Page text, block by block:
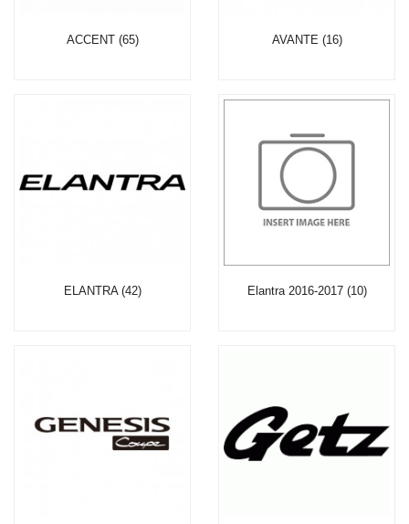
ACCENT (65) AVANTE (16)
ELANTRA (42) Elantra 2016-2017 (10)